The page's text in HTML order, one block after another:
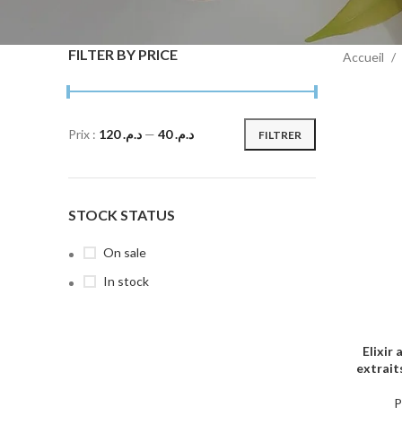
FILTER BY PRICE
FILTRER
Prix : د.م. 40 — د.م. 120
STOCK STATUS
On sale
In stock
Accueil
Elixir